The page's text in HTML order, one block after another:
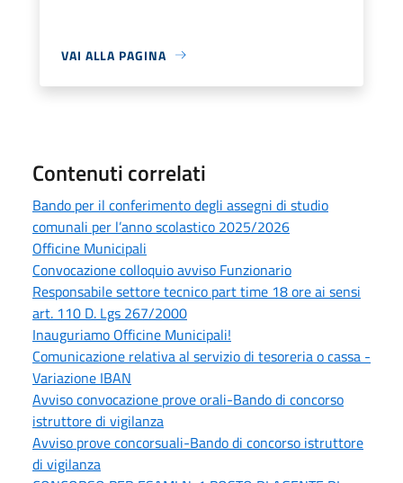
VAI ALLA PAGINA
Contenuti correlati
Bando per il conferimento degli assegni di studio
comunali per l’anno scolastico 2025/2026
Officine Municipali
Convocazione colloquio avviso Funzionario
Responsabile settore tecnico part time 18 ore ai sensi
art. 110 D. Lgs 267/2000
Inauguriamo Officine Municipali!
Comunicazione relativa al servizio di tesoreria o cassa -
Variazione IBAN
Avviso convocazione prove orali-Bando di concorso
istruttore di vigilanza
Avviso prove concorsuali-Bando di concorso istruttore
di vigilanza